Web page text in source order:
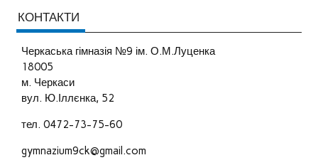
КОНТАКТИ
Черкаська гімназія №9 ім. О.М.Луценка
18005
м. Черкаси
вул. Ю.Іллєнка, 52
тел. 0472-73-75-60
gymnazium9ck@gmail.com